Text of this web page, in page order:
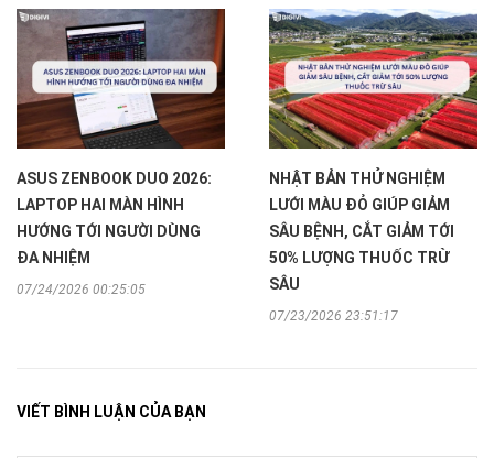
ASUS ZENBOOK DUO 2026:
LAPTOP HAI MÀN HÌNH
HƯỚNG TỚI NGƯỜI DÙNG
ĐA NHIỆM
07/24/2026 00:25:05
NHẬT BẢN THỬ NGHIỆM
LƯỚI MÀU ĐỎ GIÚP GIẢM
SÂU BỆNH, CẮT GIẢM TỚI
50% LƯỢNG THUỐC TRỪ
SÂU
07/23/2026 23:51:17
VIẾT BÌNH LUẬN CỦA BẠN